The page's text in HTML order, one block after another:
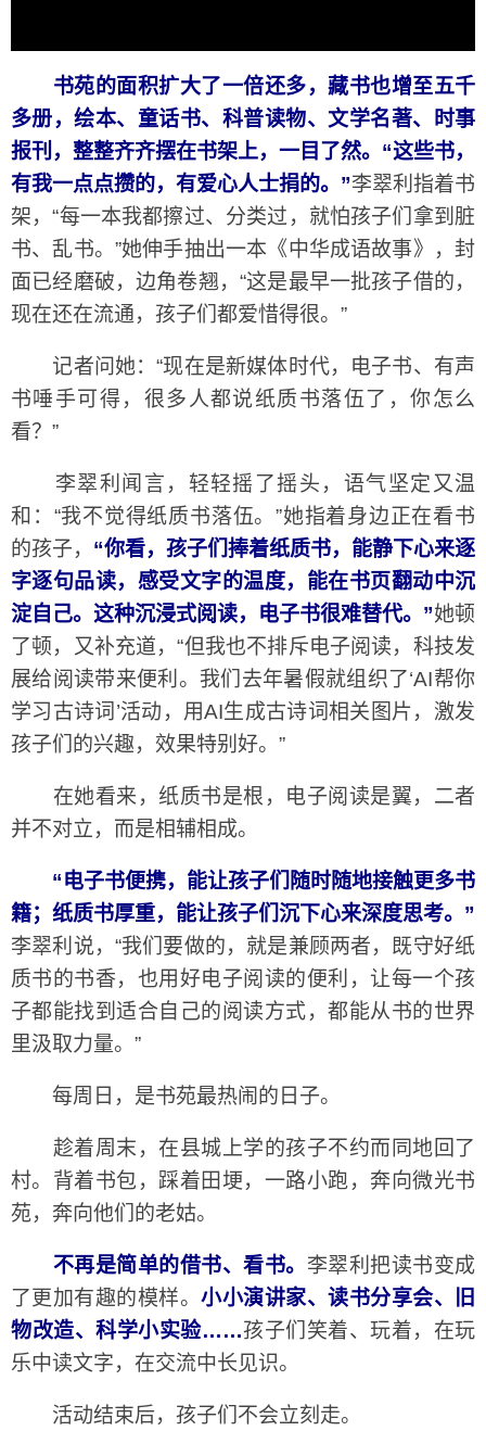
书苑的面积扩大了一倍还多，藏书也增至五千
多册，绘本、童话书、科普读物、文学名著、时事
报刊，整整齐齐摆在书架上，一目了然。“这些书，
有我一点点攒的，有爱心人士捐的。”李翠利指着书
架，“每一本我都擦过、分类过，就怕孩子们拿到脏
书、乱书。”她伸手抽出一本《中华成语故事》，封
面已经磨破，边角卷翘，“这是最早一批孩子借的，
现在还在流通，孩子们都爱惜得很。”
记者问她：“现在是新媒体时代，电子书、有声
书唾手可得，很多人都说纸质书落伍了，你怎么
看？”
李翠利闻言，轻轻摇了摇头，语气坚定又温
和：“我不觉得纸质书落伍。”她指着身边正在看书
的孩子， “你看，孩子们捧着纸质书，能静下心来逐
字逐句品读，感受文字的温度，能在书页翻动中沉
淀自己。这种沉浸式阅读，电子书很难替代。”她顿
了顿，又补充道，“但我也不排斥电子阅读，科技发
展给阅读带来便利。我们去年暑假就组织了‘AI帮你
学习古诗词’活动，用AI生成古诗词相关图片，激发
孩子们的兴趣，效果特别好。”
在她看来，纸质书是根，电子阅读是翼，二者
并不对立，而是相辅相成。
“电子书便携，能让孩子们随时随地接触更多书
籍；纸质书厚重，能让孩子们沉下心来深度思考。”
李翠利说，“我们要做的，就是兼顾两者，既守好纸
质书的书香，也用好电子阅读的便利，让每一个孩
子都能找到适合自己的阅读方式，都能从书的世界
里汲取力量。”
每周日，是书苑最热闹的日子。
趁着周末，在县城上学的孩子不约而同地回了
村。背着书包，踩着田埂，一路小跑，奔向微光书
苑，奔向他们的老姑。
不再是简单的借书、看书。 李翠利把读书变成
了更加有趣的模样。小小演讲家、读书分享会、旧
物改造、科学小实验……孩子们笑着、玩着，在玩
乐中读文字，在交流中长见识。
活动结束后，孩子们不会立刻走。